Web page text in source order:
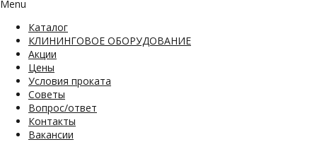
Menu
Каталог
КЛИНИНГОВОЕ ОБОРУДОВАНИЕ
Акции
Цены
Условия проката
Советы
Вопрос/ответ
Контакты
Вакансии